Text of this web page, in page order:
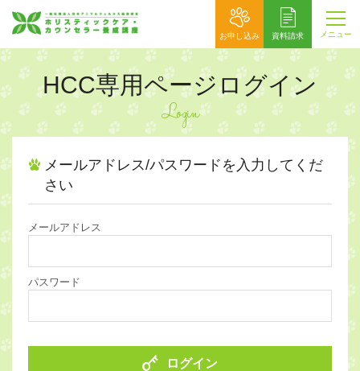
お申し込み 資料請求 メニュー
HCC専用ページログイン
Login
メールアドレス/パスワードを入力してくだ
さい
メールアドレス
パスワード
ログイン